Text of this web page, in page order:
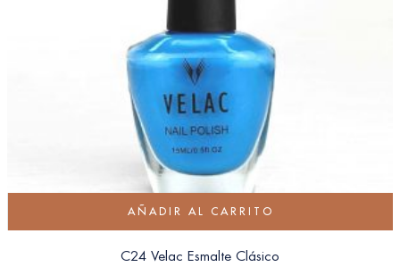
AÑADIR AL CARRITO
C24 Velac Esmalte Clásico